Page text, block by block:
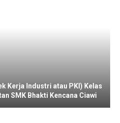
Kerja Industri atau PKI) Kelas
SMK Bhakti Kencana Ciawi